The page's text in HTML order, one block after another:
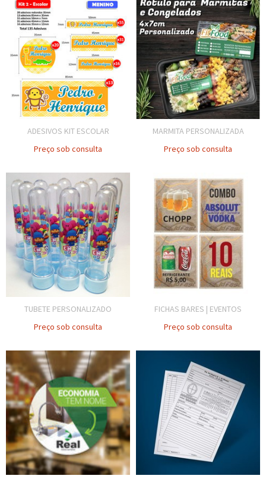
ADESIVOS KIT ESCOLAR
Preço sob consulta
MARMITA PERSONALIZADA
Preço sob consulta
TUBETE PERSONALIZADO
Preço sob consulta
FICHAS BARES | EVENTOS
Preço sob consulta